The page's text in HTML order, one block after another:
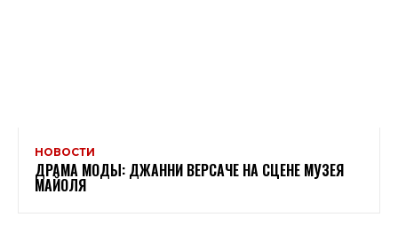
НОВОСТИ
ДРАМА МОДЫ: ДЖАННИ ВЕРСАЧЕ НА СЦЕНЕ МУЗЕЯ
МАЙОЛЯ